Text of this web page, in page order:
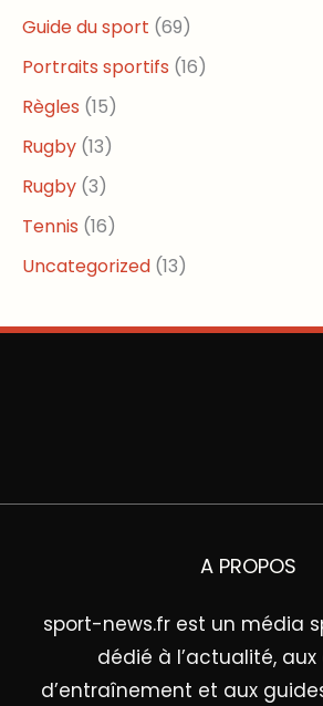
Guide du sport (69)
Portraits sportifs (16)
Règles (15)
Rugby (13)
Rugby (3)
Tennis (16)
Uncategorized (13)
A PROPOS
sport-news.fr est un média
dédié à l’actualité, aux
d’entraînement et aux